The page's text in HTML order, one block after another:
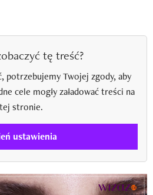
tę treść?
potrzebujemy Twojej zgody, aby
cele mogły załadować treści na
tej stronie.
ustawienia